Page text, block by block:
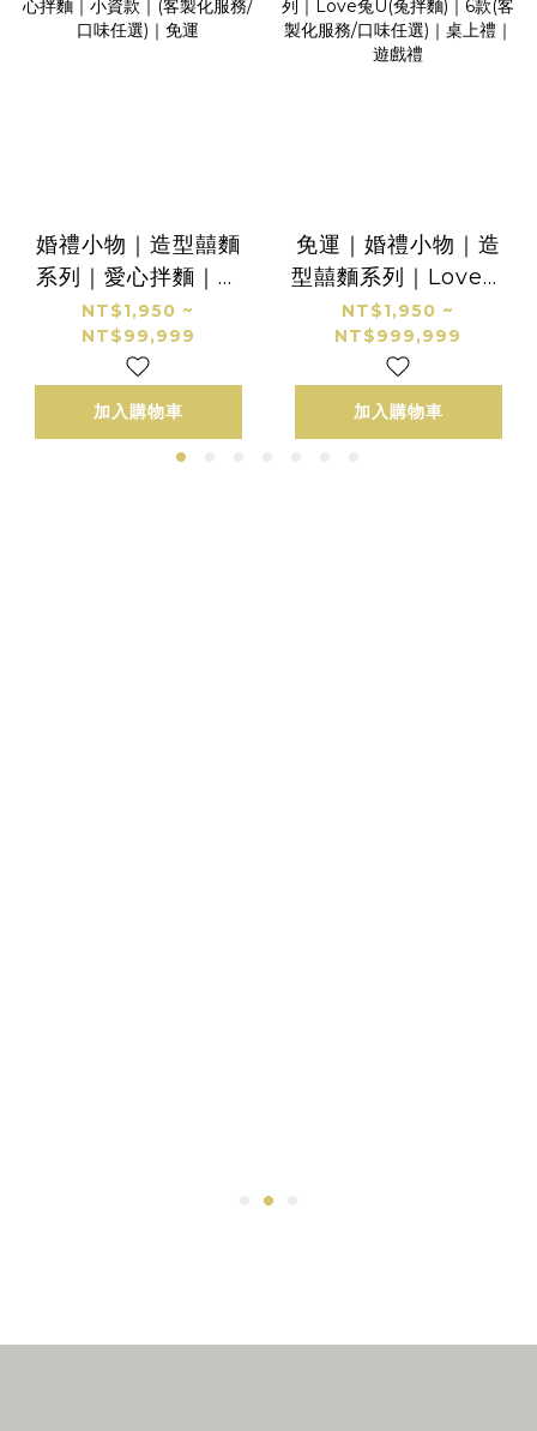
婚禮小物｜造型囍麵
系列｜愛心拌麵｜小
資款｜(客製化服務/
口味任選)｜免運
NT$1,950 ~
NT$99,999
加入購物車
免運｜婚禮小物｜造
型囍麵系列｜Love兔
U(兔拌麵)｜6款(客製
化服務/口味任選)｜
桌上禮｜遊戲禮
NT$1,950 ~
NT$999,999
加入購物車